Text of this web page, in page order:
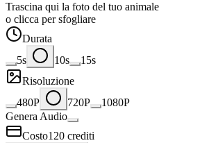
Trascina qui la foto del tuo animale
o clicca per sfogliare
Durata
5s
10s
15s
Risoluzione
480P
720P
1080P
Genera Audio
Costo120 crediti